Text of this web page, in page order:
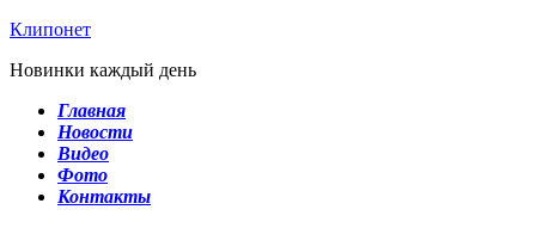
Клипонет
Новинки каждый день
Главная
Новости
Видео
Фото
Контакты